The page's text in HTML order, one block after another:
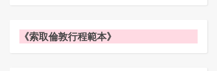
《索取倫敦行程範本》